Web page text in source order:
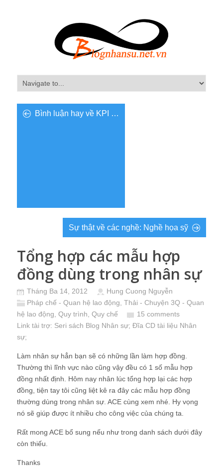
Bình luận hay về KPI …
Sự thật về các nghề: Nghề họa sỹ
Tổng hợp các mẫu hợp
đồng dùng trong nhân sự
Tháng Ba 14, 2012
Hung Cuong Nguyễn
Pháp chế - Quan hệ lao động Thải - Chuyện 3Q - Quan
hệ lao động, Quy trình, Quy chế
15 comments
Link tài trợ: Seri sách Blog Nhân sự; Đĩa CD tài liệu Nhân
sự;
Làm nhân sự hẳn bạn sẽ có những lần làm hợp đồng.
Thường thì lĩnh vực nào cũng vậy đều có 1 số mẫu hợp
đồng nhất định. Hôm nay nhân lúc tổng hợp lại các hợp
đồng, tiện tay tôi cũng liệt kê ra đây các mẫu hợp đồng
thường dùng trong nhân sự. ACE cùng xem nhé. Hy vọng
nó sẽ giúp được ít nhiều cho công việc của chúng ta.
Rất mong ACE bổ sung nếu như trong danh sách dưới đây
còn thiếu.
Thanks